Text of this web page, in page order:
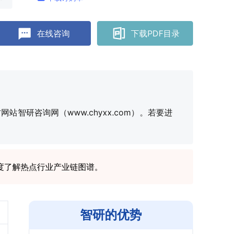
在线咨询 下载PDF目录
站智研咨询网（www.chyxx.com）。若要进
解热点行业产业链图谱。
智研的优势